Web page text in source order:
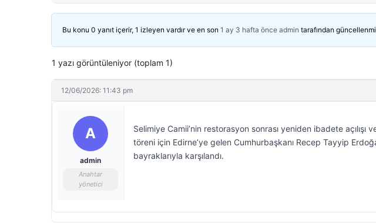
Bu konu 0 yanıt içerir, 1 izleyen vardır ve en son 1 ay 3 hafta önce admin tarafından
1 yazı görüntüleniyor (toplam 1)
12/06/2026: 11:43 pm
A
admin
Anahtar
yönetici
Selimiye Camii’nin restorasyon sonrası yeniden ibadete açılışı
töreni için Edirne’ye gelen Cumhurbaşkanı Recep Tayyip
bayraklarıyla karşılandı.